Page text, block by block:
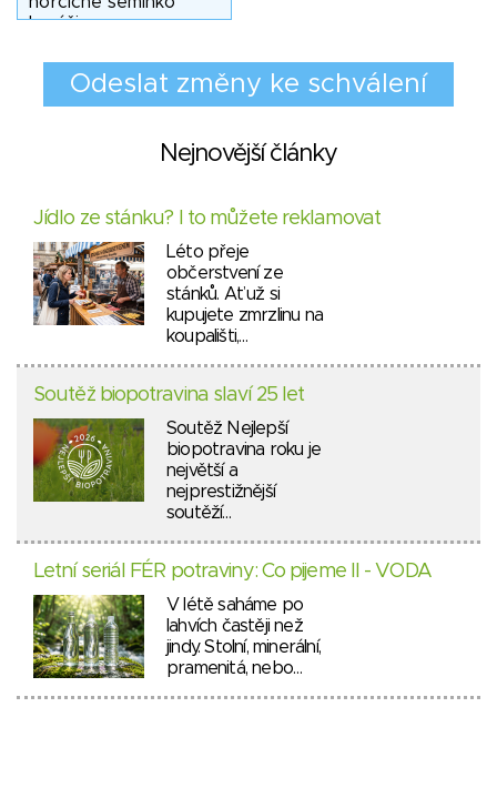
Nejnovější články
Jídlo ze stánku? I to můžete reklamovat
Léto přeje
občerstvení ze
stánků. Ať už si
kupujete zmrzlinu na
koupališti,…
Soutěž biopotravina slaví 25 let
Soutěž Nejlepší
biopotravina roku je
největší a
nejprestižnější
soutěží…
Letní seriál FÉR potraviny: Co pijeme II - VODA
V létě saháme po
lahvích častěji než
jindy. Stolní, minerální,
pramenitá, nebo…